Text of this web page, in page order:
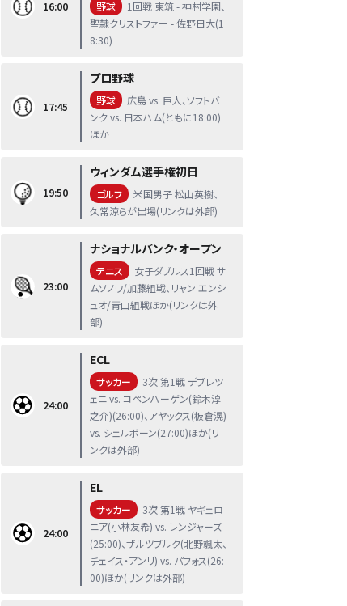
16:00 野球
1回戦 東筑 - 神村学園、
聖隷クリストファー - 佐野日大(1
8:30)
17:45
プロ野球
野球
広島 vs. 巨人、ソフトバ
ンク vs. 日本ハム(ともに18:00)
ほか
19:50
ウィンダム選手権初日
ゴルフ
米国男子 松山英樹、
久常涼らが出場(リンクは外部)
23:00
ナショナルバンク・オープン
テニス
女子ダブルス1回戦 サ
ムソノワ/加藤組戦、リャン エンシ
ュオ/青山組戦ほか(リンクは外
部)
24:00
ECL
サッカー
3次 第1戦 デブレツ
ェニ vs. コペンハーゲン(鈴木淳
之介)(26:00)、アヤックス(板倉滉)
vs. シェルボーン(27:00)ほか(リ
ンクは外部)
24:00
EL
サッカー
3次 第1戦 ヤギェロ
ニア(小林友希) vs. レンジャーズ
(25:00)、ザルツブルク(北野颯太、
チェイス・アンリ) vs. パフォス(26:
00)ほか(リンクは外部)